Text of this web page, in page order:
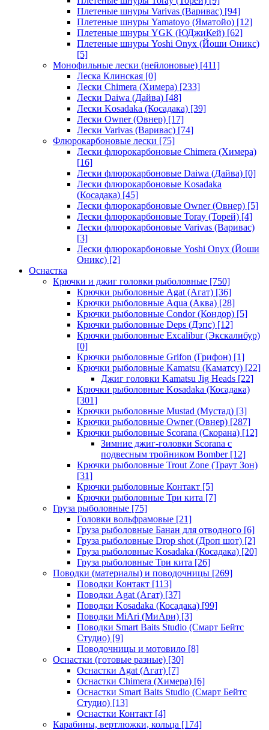
Плетеные шнуры Varivas (Варивас) [94]
Плетеные шнуры Yamatoyo (Яматойо) [12]
Плетеные шнуры YGK (ЮДжиКей) [62]
Плетеные шнуры Yoshi Onyx (Йоши Оникс)
[5]
Монофильные лески (нейлоновые) [411]
Леска Клинская [0]
Лески Chimera (Химера) [233]
Лески Daiwa (Дайва) [48]
Лески Kosadaka (Косадака) [39]
Лески Owner (Овнер) [17]
Лески Varivas (Варивас) [74]
Флюрокарбоновые лески [75]
Лески флюрокарбоновые Chimera (Химера)
[16]
Лески флюрокарбоновые Daiwa (Дайва) [0]
Лески флюрокарбоновые Kosadaka
(Косадака) [45]
Лески флюрокарбоновые Owner (Овнер) [5]
Лески флюрокарбоновые Toray (Торей) [4]
Лески флюрокарбоновые Varivas (Варивас)
[3]
Лески флюрокарбоновые Yoshi Onyx (Йоши
Оникс) [2]
Оснастка
Крючки и джиг головки рыболовные [750]
Крючки рыболовные Agat (Агат) [36]
Крючки рыболовные Aqua (Аква) [28]
Крючки рыболовные Condor (Кондор) [5]
Крючки рыболовные Deps (Дэпс) [12]
Крючки рыболовные Excalibur (Экскалибур)
[0]
Крючки рыболовные Grifon (Грифон) [1]
Крючки рыболовные Kamatsu (Каматсу) [22]
Джиг головки Kamatsu Jig Heads [22]
Крючки рыболовные Kosadaka (Косадака)
[301]
Крючки рыболовные Mustad (Мустад) [3]
Крючки рыболовные Owner (Овнер) [287]
Крючки рыболовные Scorana (Скорана) [12]
Зимние джиг-головки Scorana с
подвесным тройником Bomber[12]
Крючки рыболовные Trout Zone (Траут Зон)
[31]
Крючки рыболовные Контакт [5]
Крючки рыболовные Три кита [7]
Груза рыболовные [75]
Головки вольфрамовые [21]
Груза рыболовные Банан для отводного [6]
Груза рыболовные Drop shot (Дроп шот) [2]
Груза рыболовные Kosadaka (Косадака) [20]
Груза рыболовные Три кита [26]
Поводки (материалы) и поводочницы [269]
Поводки Контакт [113]
Поводки Agat (Агат) [37]
Поводки Kosadaka (Косадака) [99]
Поводки MiAri (МиАри) [3]
Поводки Smart Baits Studio (Смарт Бейтс
Студио) [9]
Поводочницы и мотовило [8]
Оснастки (готовые разные) [30]
Оснастки Agat (Агат) [7]
Оснастки Chimera (Химера) [6]
Оснастки Smart Baits Studio (Смарт Бейтс
Студио) [13]
Оснастки Контакт [4]
Карабины, вертлюжки, кольца [174]